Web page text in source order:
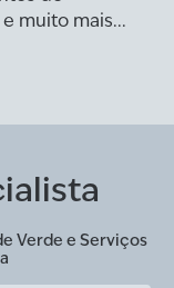
muito mais...
Verde e Serviços